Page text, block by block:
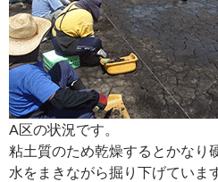
A区の状況です。
粘土質のため乾燥するとかなり
水をまきながら掘り下げていま